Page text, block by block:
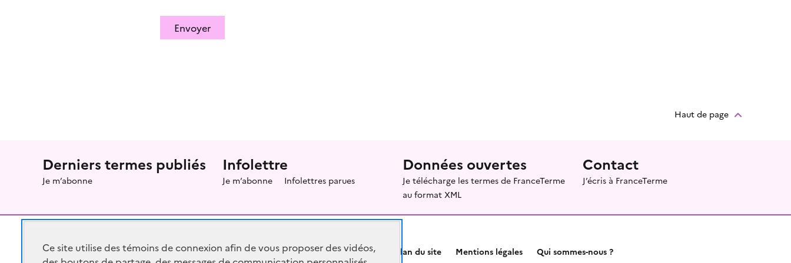
Envoyer
Haut de page
Menu prefooter
Derniers termes publiés
Je m’abonne
Infolettre
Je m’abonne Infolettres parues
Données ouvertes
Je télécharge les termes de FranceTerme
au format XML
Contact
J’écris à FranceTerme
Plan du site Mentions légales Qui sommes-nous ?
Ce site utilise des témoins de connexion afin de vous proposer des vidéos,